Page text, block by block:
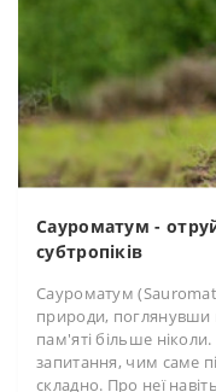
Сауроматум -
субтропіків
Сауроматум
природи, поглянувши
пам'яті більше
запитання, чим саме
складно. Про неї